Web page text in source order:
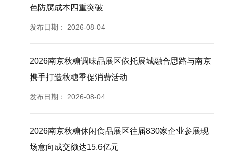
色防腐成本四重突破
发布日期： 2026-08-04
2026南京秋糖调味品展区依托展城融合思路与南京
携手打造秋糖季促消费活动
发布日期： 2026-08-04
2026南京秋糖休闲食品展区往届830家企业参展现
场意向成交额达15.6亿元